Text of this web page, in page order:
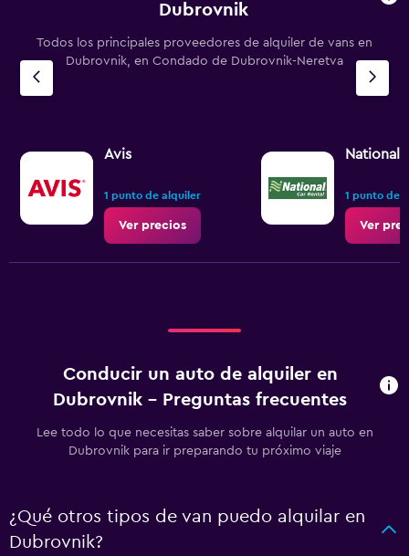
Dubrovnik
Todos los principales proveedores de alquiler de vans en
Dubrovnik, en Condado de Dubrovnik-Neretva
Avis
1 punto de alquiler
Ver precios
National
1 punto de
Ver
Conducir un auto de alquiler en
Dubrovnik - Preguntas frecuentes
Lee todo lo que necesitas saber sobre alquilar un auto en
Dubrovnik para ir preparando tu próximo viaje
¿Qué otros tipos de van puedo alquilar en
Dubrovnik?